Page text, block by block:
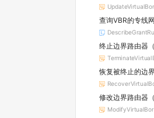
查询VBR的专线
终止边界路由器（
恢复被终止的边
修改边界路由器